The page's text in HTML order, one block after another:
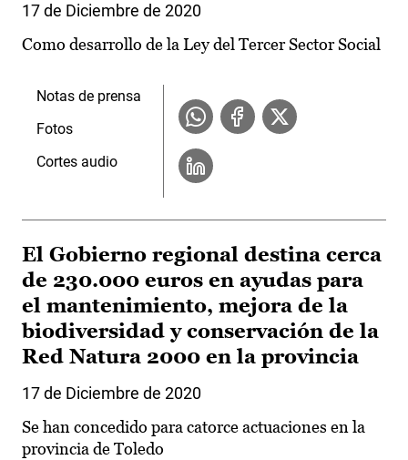
17 de Diciembre de 2020
Como desarrollo de la Ley del Tercer Sector Social
Notas de prensa
Fotos
Cortes audio
El Gobierno regional destina cerca
de 230.000 euros en ayudas para
el mantenimiento, mejora de la
biodiversidad y conservación de la
Red Natura 2000 en la provincia
17 de Diciembre de 2020
Se han concedido para catorce actuaciones en la
provincia de Toledo